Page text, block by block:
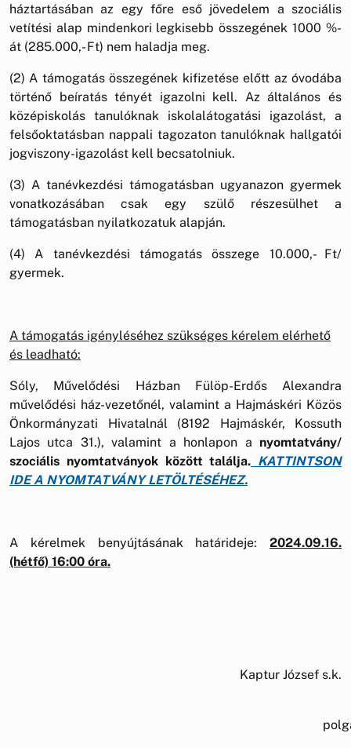
háztartásában az egy főre eső jövedelem a szociális
vetítési alap mindenkori legkisebb összegének 1000 %-
át (285.000,- Ft) nem haladja meg.
(2) A támogatás összegének kifizetése előtt az óvodába
történő beíratás tényét igazolni kell. Az általános és
középiskolás tanulóknak iskolalátogatási igazolást, a
felsőoktatásban nappali tagozaton tanulóknak hallgatói
jogviszony-igazolást kell becsatolniuk.
(3) A tanévkezdési támogatásban ugyanazon gyermek
vonatkozásában csak egy szülő részesülhet a
támogatásban nyilatkozatuk alapján.
(4) A tanévkezdési támogatás összege 10.000,- Ft/
gyermek.
A támogatás igényléséhez szükséges kérelem elérhető
és leadható:
Sóly, Művelődési Házban Fülöp-Erdős Alexandra
művelődési ház-vezetőnél, valamint a Hajmáskéri Közös
Önkormányzati Hivatalnál (8192 Hajmáskér, Kossuth
Lajos utca 31.), valamint a honlapon a nyomtatvány/
szociális nyomtatványok között találja. KATTINTSON
IDE A NYOMTATVÁNY LETÖLTÉSÉHEZ.
A kérelmek benyújtásának határideje: 2024.09.16.
(hétfő) 16:00 óra.
Kaptur József s.k.